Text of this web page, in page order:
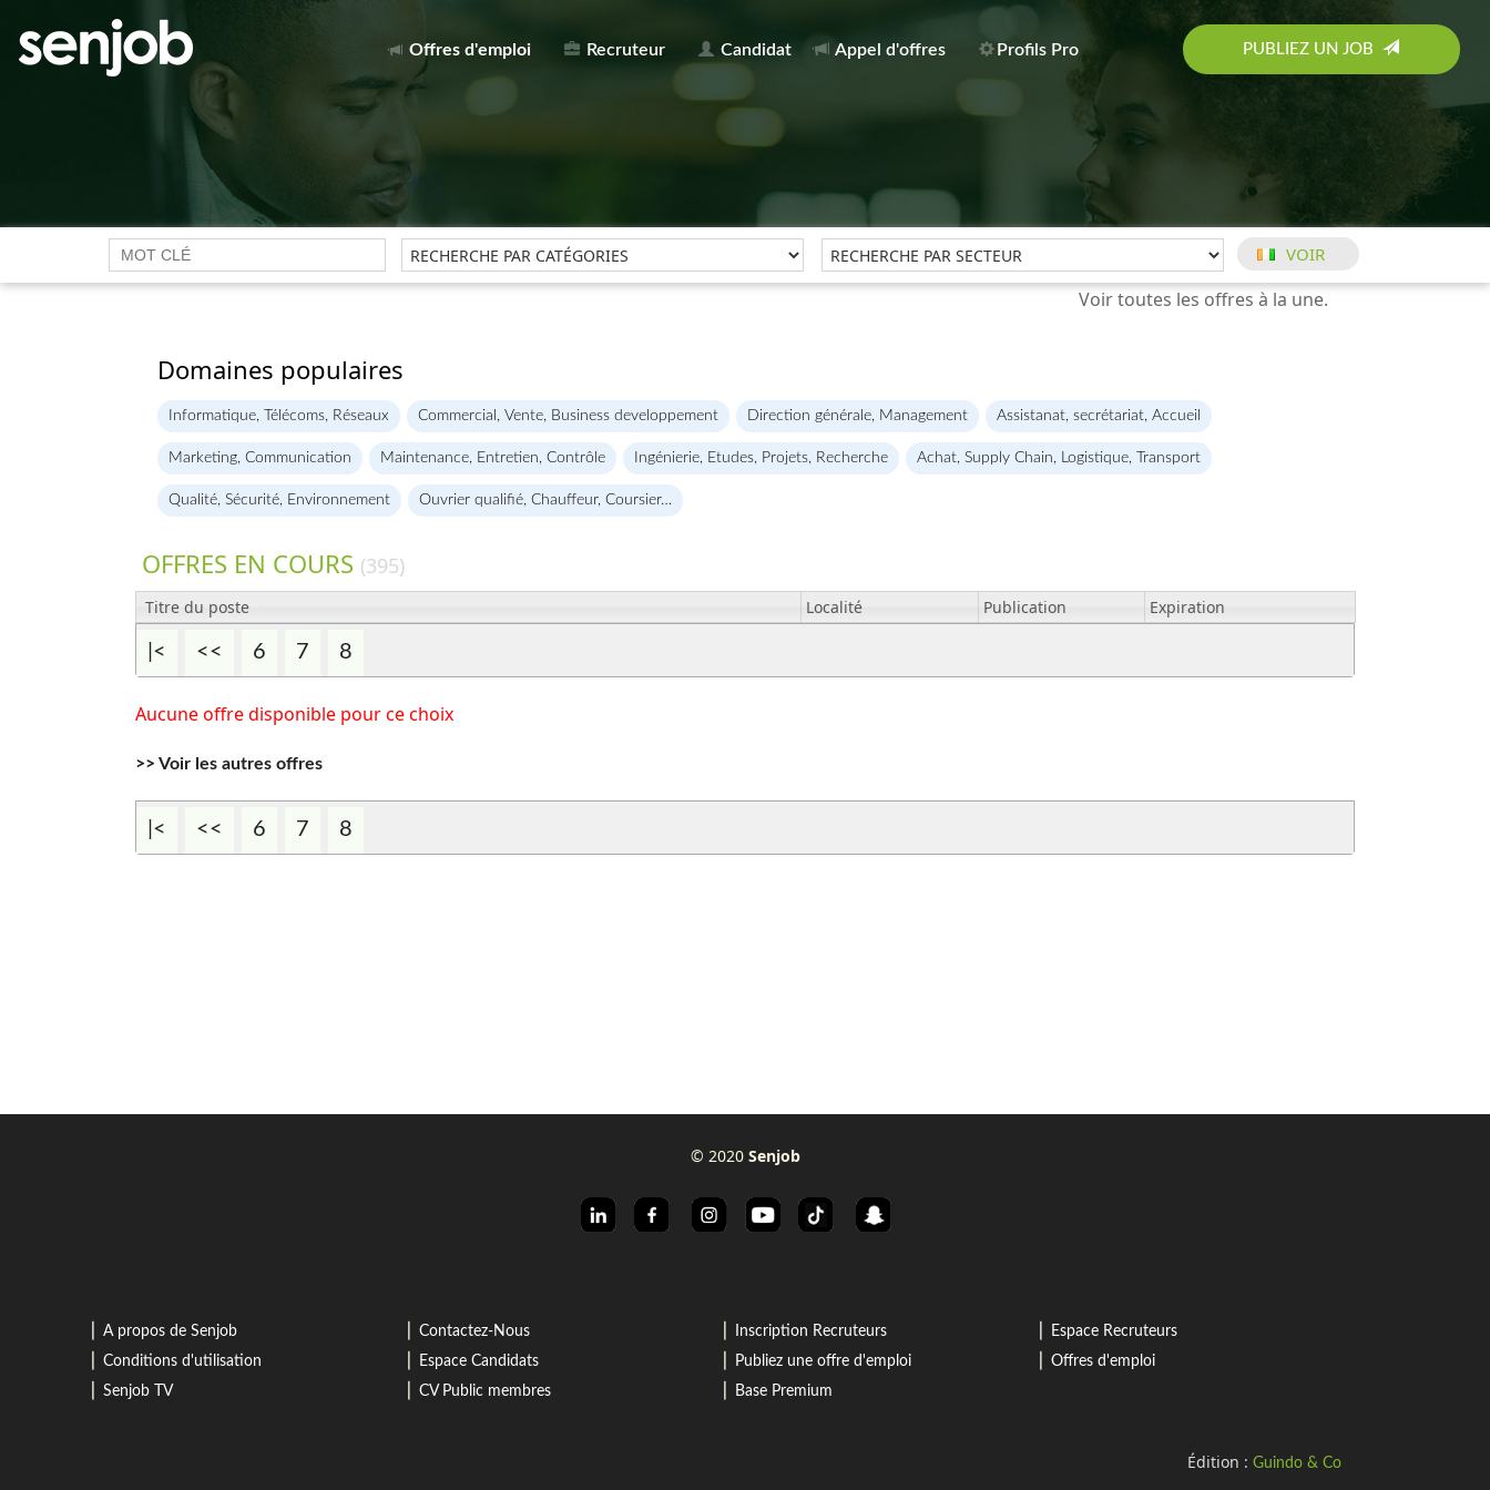
Offres d'emploi Recruteur Candidat Appel d'offres Profils Pro PUBLIEZ UN JOB
Domaines populaires
Informatique, Télécoms, Réseaux Commercial, Vente, Business developpement Direction générale, Management Assistanat, secrétariat, Accueil
Marketing, Communication Maintenance, Entretien, Contrôle Ingénierie, Etudes, Projets, Recherche Achat, Supply Chain, Logistique, Transport
Qualité, Sécurité, Environnement Ouvrier qualifié, Chauffeur, Coursier…
OFFRES EN COURS (395)
Titre du poste Localité Publication Expiration
|< << 6 7 8
Aucune offre disponible pour ce choix
>> Voir les autres offres
|< << 6 7 8
© 2020 Senjob
⎜A propos de Senjob ⎜Contactez-Nous Inscription Recruteurs Espace Recruteurs
⎜Conditions d'utilisation Espace Candidats Publiez une offre d'emploi ⎜Offres d'emploi
⎜Senjob TV ⎜CV Public membres Base Premium
Édition : Guindo & Co